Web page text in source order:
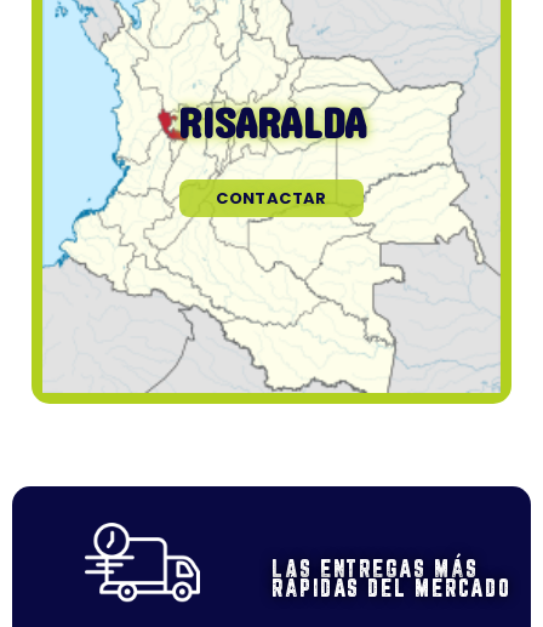
RISARALDA
CONTACTAR
LAS ENTREGAS MÁS
RÁPIDAS DEL MERCADO